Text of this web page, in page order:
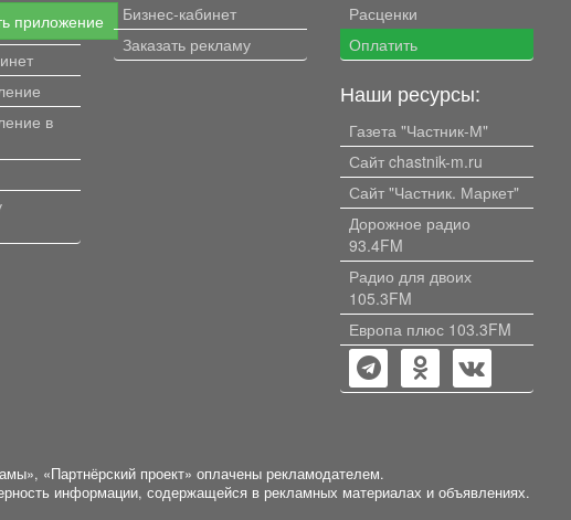
приложение
в
Бизнес-кабинет
Заказать рекламу
Расценки
Оплатить
Наши ресурсы:
Газета "Частник-М"
Сайт chastnik-m.ru
Сайт "Частник. Маркет"
Дорожное радио
93.4FM
Радио для двоих
105.3FM
Европа плюс 103.3FM
«Партнёрский проект» оплачены рекламодателем.
информации, содержащейся в рекламных материалах и объявлениях.